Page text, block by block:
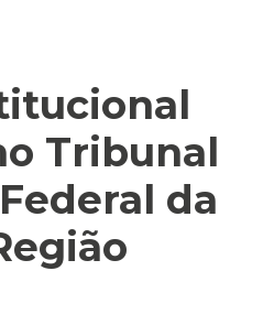
Tribunal
da